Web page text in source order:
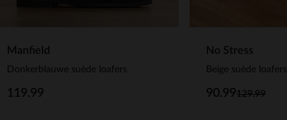
Manfield
Donkerblauwe suède loafers
119.99
No Stress
Beige suède loafers
129.99
90.99